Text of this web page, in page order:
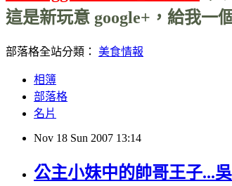
這是新玩意 google+，給我一
部落格全站分類： 美食情報
相簿
部落格
名片
Nov 18 Sun 2007 13:14
公主小妹中的帥哥王子...